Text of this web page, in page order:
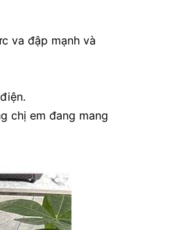
va đập mạnh và
chị em đang mang